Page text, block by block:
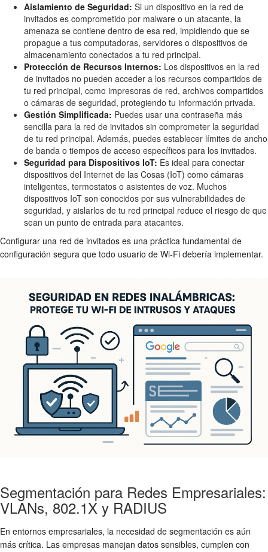
Aislamiento de Seguridad: Si un dispositivo en la red de
invitados es comprometido por malware o un atacante, la
amenaza se contiene dentro de esa red, impidiendo que se
propague a tus computadoras, servidores o dispositivos de
almacenamiento conectados a tu red principal.
Protección de Recursos Internos: Los dispositivos en la red
de invitados no pueden acceder a los recursos compartidos de
tu red principal, como impresoras de red, archivos compartidos
o cámaras de seguridad, protegiendo tu información privada.
Gestión Simplificada: Puedes usar una contraseña más
sencilla para la red de invitados sin comprometer la seguridad
de tu red principal. Además, puedes establecer límites de ancho
de banda o tiempos de acceso específicos para los invitados.
Seguridad para Dispositivos IoT: Es ideal para conectar
dispositivos del Internet de las Cosas (IoT) como cámaras
inteligentes, termostatos o asistentes de voz. Muchos
dispositivos IoT son conocidos por sus vulnerabilidades de
seguridad, y aislarlos de tu red principal reduce el riesgo de que
sean un punto de entrada para atacantes.
Configurar una red de invitados es una práctica fundamental de
configuración segura que todo usuario de Wi-Fi debería implementar.
Segmentación para Redes Empresariales:
VLANs, 802.1X y RADIUS
En entornos empresariales, la necesidad de segmentación es aún
más crítica. Las empresas manejan datos sensibles, cumplen con